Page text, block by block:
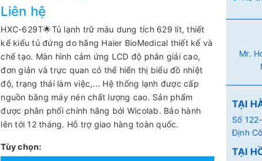
Liên hệ
HXC-629T🌟Tủ lạnh trữ máu dung tích 629 lít, thiết
kể kiểu tủ đứng do hãng Haier BioMedical thiết kế và
chế tạo. Màn hình cảm ứng LCD độ phân giải cao,
đơn giản và trực quan có thể hiển thị biểu đồ nhiệt
độ, trạng thái làm việc,... Hệ thống lạnh được cấp
nguồn bằng máy nén chất lượng cao. Sản phẩm
được phân phối chính hãng bởi Wicolab. Bảo hành
lên tới 12 tháng. Hỗ trợ giao hàng toàn quốc.
Tùy chọn:
Mr.
TẠI
Số
Định
TẠI